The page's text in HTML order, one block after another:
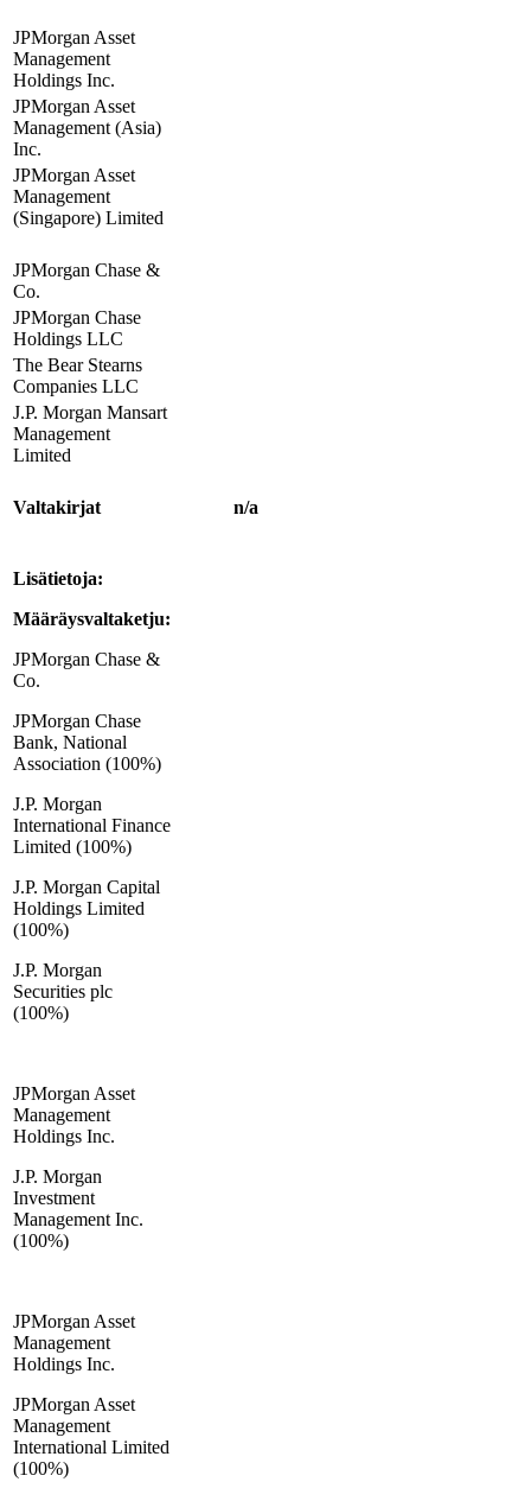
JPMorgan Asset
Management
Holdings Inc.
JPMorgan Asset
Management (Asia)
Inc.
JPMorgan Asset
Management
(Singapore) Limited
JPMorgan Chase &
Co.
JPMorgan Chase
Holdings LLC
The Bear Stearns
Companies LLC
J.P. Morgan Mansart
Management
Limited
Valtakirjat n/a
Lisätietoja:
Määräysvaltaketju:
JPMorgan Chase &
Co.
JPMorgan Chase
Bank, National
Association (100%)
J.P. Morgan
International Finance
Limited (100%)
J.P. Morgan Capital
Holdings Limited
(100%)
J.P. Morgan
Securities plc
(100%)
JPMorgan Asset
Management
Holdings Inc.
J.P. Morgan
Investment
Management Inc.
(100%)
JPMorgan Asset
Management
Holdings Inc.
JPMorgan Asset
Management
International Limited
(100%)